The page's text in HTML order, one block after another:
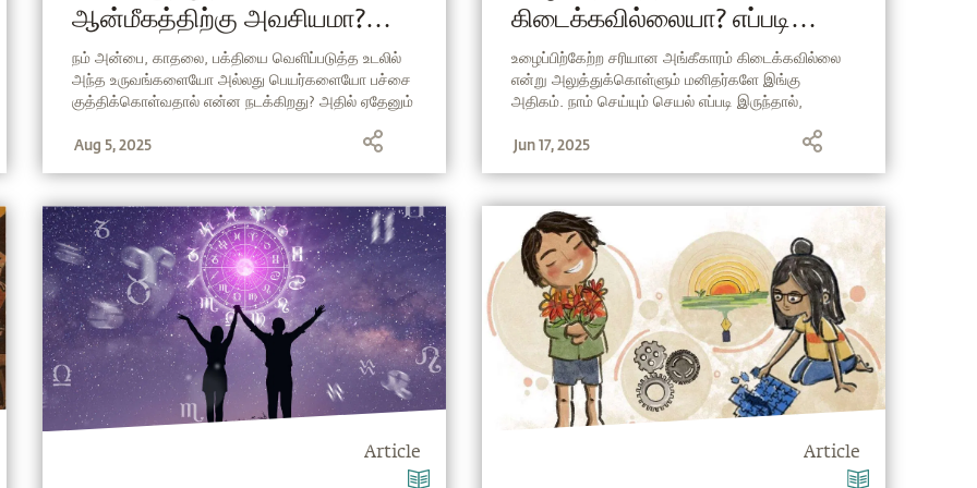
ஆன்மீகத்திற்கு அவசியமா?
(Tattoo in Tamil)
நம் அன்பை, காதலை, பக்தியை வெளிப்படுத்த உடலில்
அந்த உருவங்களையோ அல்லது பெயர்களையோ பச்சை
குத்திக்கொள்வதால் என்ன நடக்கிறது? அதில் ஏதேனும்
Aug 5, 2025
Article
கிடைக்கவில்லையா? எப்படி
எதிர்கொள்வது? (Recognition
in Tamil)
உழைப்பிற்கேற்ற சரியான அங்கீகாரம் கிடைக்கவில்லை
என்று அலுத்துக்கொள்ளும் மனிதர்களே இங்கு
அதிகம். நாம் செய்யும் செயல் எப்படி இருந்தால்,
இருக்காது என்பதை சத்குரு விளக்குகிறார்.
Jun 17, 2025
Article